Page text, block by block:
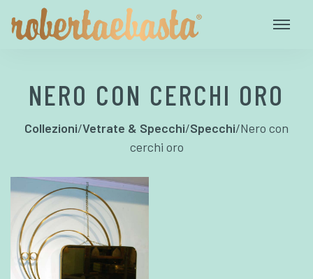
NERO CON CERCHI ORO
Collezioni/Vetrate & Specchi/Specchi/Nero con
cerchi oro